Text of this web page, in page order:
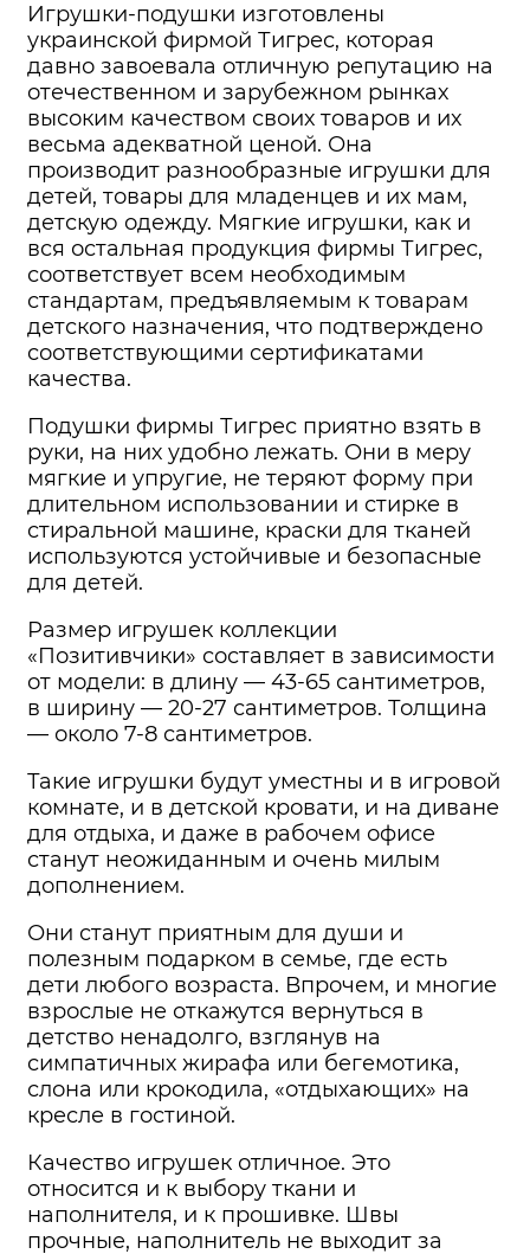
Игрушки-подушки изготовлены
украинской фирмой Тигрес, которая
давно завоевала отличную репутацию на
отечественном и зарубежном рынках
высоким качеством своих товаров и их
весьма адекватной ценой. Она
производит разнообразные игрушки для
детей, товары для младенцев и их мам,
детскую одежду. Мягкие игрушки, как и
вся остальная продукция фирмы Тигрес,
соответствует всем необходимым
стандартам, предъявляемым к товарам
детского назначения, что подтверждено
соответствующими сертификатами
качества.
Подушки фирмы Тигрес приятно взять в
руки, на них удобно лежать. Они в меру
мягкие и упругие, не теряют форму при
длительном использовании и стирке в
стиральной машине, краски для тканей
используются устойчивые и безопасные
для детей.
Размер игрушек коллекции
«Позитивчики» составляет в зависимости
от модели: в длину — 43-65 сантиметров,
в ширину — 20-27 сантиметров. Толщина
— около 7-8 сантиметров.
Такие игрушки будут уместны и в игровой
комнате, и в детской кровати, и на диване
для отдыха, и даже в рабочем офисе
станут неожиданным и очень милым
дополнением.
Они станут приятным для души и
полезным подарком в семье, где есть
дети любого возраста. Впрочем, и многие
взрослые не откажутся вернуться в
детство ненадолго, взглянув на
симпатичных жирафа или бегемотика,
слона или крокодила, «отдыхающих» на
кресле в гостиной.
Качество игрушек отличное. Это
относится и к выбору ткани и
наполнителя, и к прошивке. Швы
прочные, наполнитель не выходит за